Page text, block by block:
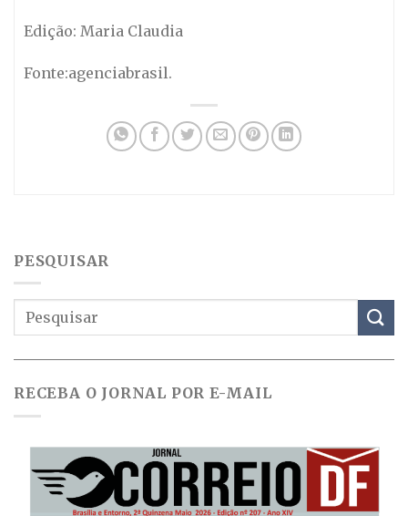
Edição: Maria Claudia
Fonte:agenciabrasil.
PESQUISAR
RECEBA O JORNAL POR E-MAIL